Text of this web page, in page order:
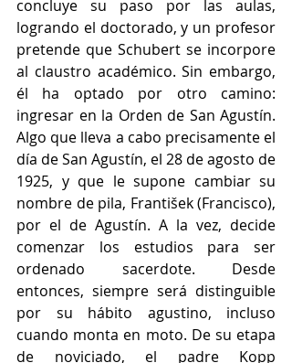
concluye su paso por las aulas,
logrando el doctorado, y un profesor
pretende que Schubert se incorpore
al claustro académico. Sin embargo,
él ha optado por otro camino:
ingresar en la Orden de San Agustín.
Algo que lleva a cabo precisamente el
día de San Agustín, el 28 de agosto de
1925, y que le supone cambiar su
nombre de pila, František (Francisco),
por el de Agustín. A la vez, decide
comenzar los estudios para ser
ordenado sacerdote. Desde
entonces, siempre será distinguible
por su hábito agustino, incluso
cuando monta en moto. De su etapa
de noviciado, el padre Kopp